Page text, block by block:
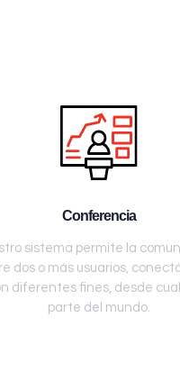
Conferencia
sistema permite la
dos o más usuarios,
diferentes fines, desde
parte del mundo.